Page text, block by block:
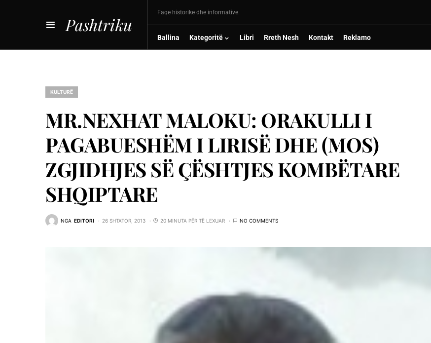
Pashtriku
Faqe historike dhe informative.
Ballina Kategoritë Libri Rreth Nesh Kontakt Reklamo
KULTURË
MR.NEXHAT MALOKU: ORAKULLI I
PAGABUESHËM I LIRISË DHE (MOS)
ZGJIDHJES SË ÇËSHTJES KOMBËTARE
SHQIPTARE
NGA EDITORI 26 SHTATOR, 2013 20 MINUTA PËR TË LEXUAR NO COMMENTS